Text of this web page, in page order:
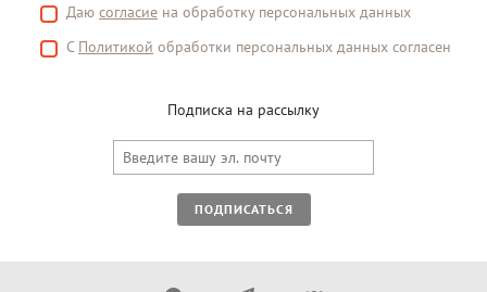
Даю согласие на обработку персональных данных
С Политикой обработки персональных данных согласен
Подписка на рассылку
ПОДПИСАТЬСЯ